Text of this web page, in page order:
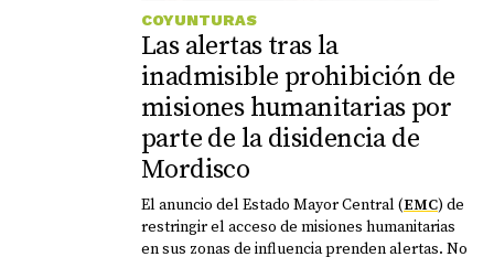
COYUNTURAS
Las alertas tras la
inadmisible prohibición de
misiones humanitarias por
parte de la disidencia de
Mordisco
El anuncio del Estado Mayor Central (EMC) de
restringir el acceso de misiones humanitarias
en sus zonas de influencia prenden alertas. No